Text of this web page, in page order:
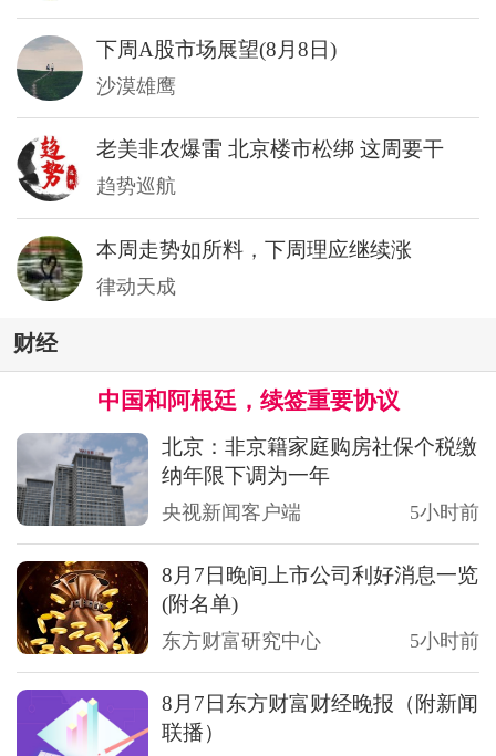
下周A股市场展望(8月8日)
沙漠雄鹰
老美非农爆雷 北京楼市松绑 这周要干
趋势巡航
本周走势如所料，下周理应继续涨
律动天成
财经
中国和阿根廷，续签重要协议
北京：非京籍家庭购房社保个税缴
纳年限下调为一年
央视新闻客户端 5小时前
8月7日晚间上市公司利好消息一览
(附名单)
东方财富研究中心 5小时前
8月7日东方财富财经晚报（附新闻
联播）